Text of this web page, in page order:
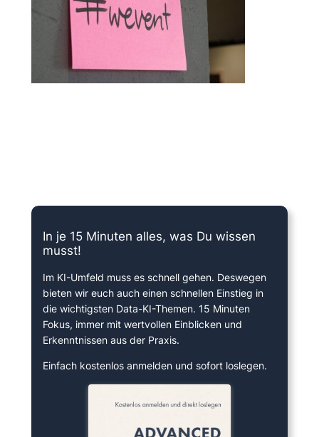
In je 15 Minuten alles, was Du wissen
musst!
Im KI-Umfeld muss es schnell gehen. Deswegen
bieten wir euch auch einen schnellen Einstieg in
die wichtigsten Data-KI-Themen. 15 Minuten
Fokus, immer mit wertvollen Einblicken und
Erkenntnissen aus der Praxis.
Einfach kostenlos anmelden und sofort loslegen.